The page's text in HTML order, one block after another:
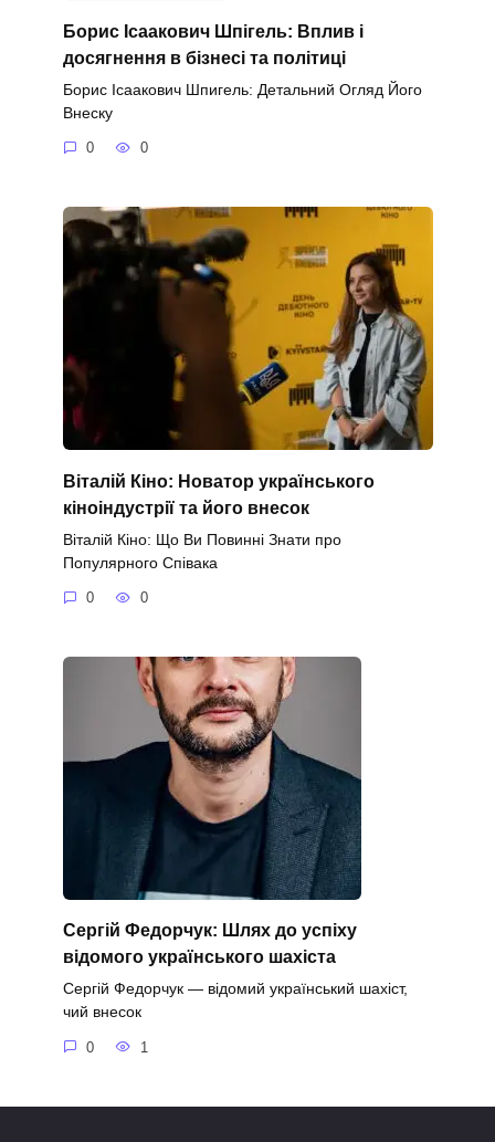
Борис Ісаакович Шпігель: Вплив і
досягнення в бізнесі та політиці
Борис Ісаакович Шпигель: Детальний Огляд Його
Внеску
0 0
Віталій Кіно: Новатор українського
кіноіндустрії та його внесок
Віталій Кіно: Що Ви Повинні Знати про
Популярного Співака
0 0
Сергій Федорчук: Шлях до успіху
відомого українського шахіста
Сергій Федорчук — відомий український шахіст,
чий внесок
0 1